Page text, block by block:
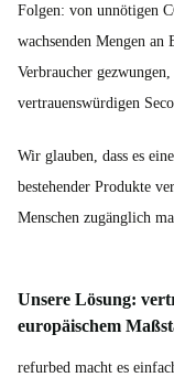
Folgen: von unnötigen
wachsenden Mengen
Verbraucher
vertrauenswürdigen
Wir glauben, dass es
bestehender Produkte
Menschen zugänglich
Unsere Lösung:
europäischem
refurbed macht es